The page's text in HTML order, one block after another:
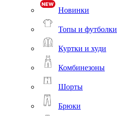
Новинки
Топы и футболки
Куртки и худи
Комбинезоны
Шорты
Брюки